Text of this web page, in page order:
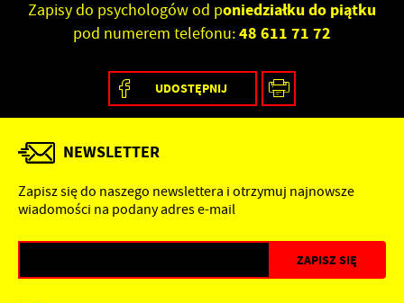
Zapisy do psychologów od poniedziałku do piątku
pod numerem telefonu:48 611 71 72
UDOSTĘPNIJ
NEWSLETTER
Zapisz się do naszego newslettera i otrzymuj najnowsze
wiadomości na podany adres e-mail